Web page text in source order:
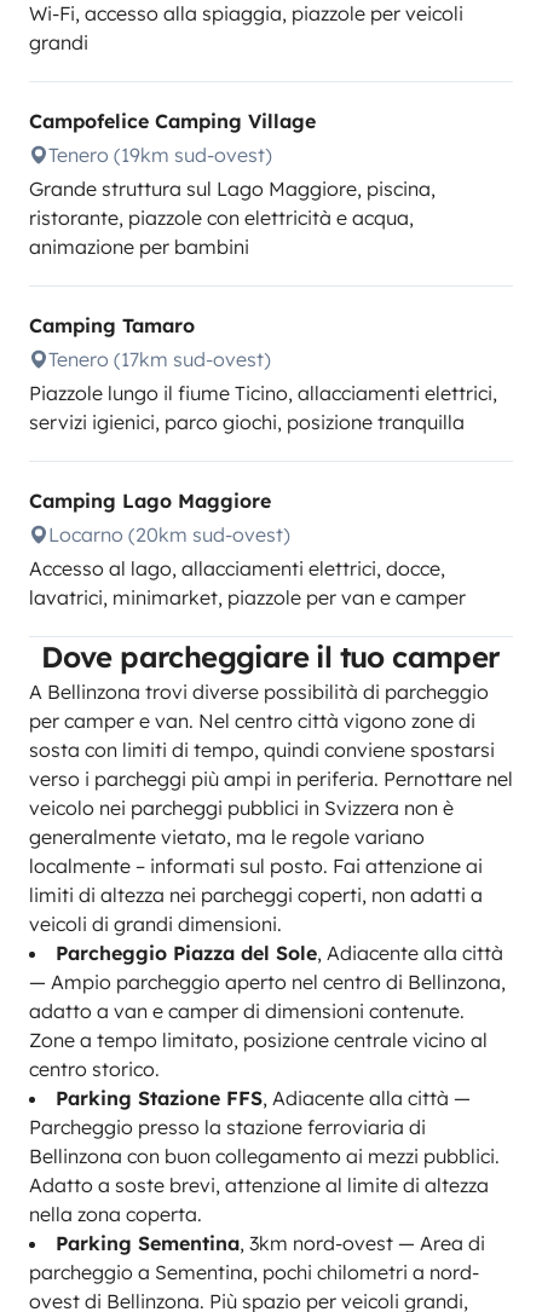
Wi-Fi, accesso alla spiaggia, piazzole per veicoli
grandi
Campofelice Camping Village
Tenero (19km sud-ovest)
Grande struttura sul Lago Maggiore, piscina,
ristorante, piazzole con elettricità e acqua,
animazione per bambini
Camping Tamaro
Tenero (17km sud-ovest)
Piazzole lungo il fiume Ticino, allacciamenti elettrici,
servizi igienici, parco giochi, posizione tranquilla
Camping Lago Maggiore
Locarno (20km sud-ovest)
Accesso al lago, allacciamenti elettrici, docce,
lavatrici, minimarket, piazzole per van e camper
Dove parcheggiare il tuo camper
A Bellinzona trovi diverse possibilità di parcheggio
per camper e van. Nel centro città vigono zone di
sosta con limiti di tempo, quindi conviene spostarsi
verso i parcheggi più ampi in periferia. Pernottare nel
veicolo nei parcheggi pubblici in Svizzera non è
generalmente vietato, ma le regole variano
localmente – informati sul posto. Fai attenzione ai
limiti di altezza nei parcheggi coperti, non adatti a
veicoli di grandi dimensioni.
Parcheggio Piazza del Sole, Adiacente alla città
— Ampio parcheggio aperto nel centro di Bellinzona,
adatto a van e camper di dimensioni contenute.
Zone a tempo limitato, posizione centrale vicino al
centro storico.
Parking Stazione FFS, Adiacente alla città —
Parcheggio presso la stazione ferroviaria di
Bellinzona con buon collegamento ai mezzi pubblici.
Adatto a soste brevi, attenzione al limite di altezza
nella zona coperta.
Parking Sementina, 3km nord-ovest — Area di
parcheggio a Sementina, pochi chilometri a nord-
ovest di Bellinzona. Più spazio per veicoli grandi,